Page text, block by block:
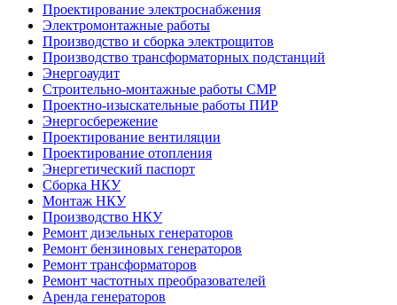
Проектирование электроснабжения
Электромонтажные работы
Производство и сборка электрощитов
Производство трансформаторных подстанций
Энергоаудит
Строительно-монтажные работы СМР
Проектно-изыскательные работы ПИР
Энергосбережение
Проектирование вентиляции
Проектирование отопления
Энергетический паспорт
Сборка НКУ
Монтаж НКУ
Производство НКУ
Ремонт дизельных генераторов
Ремонт бензиновых генераторов
Ремонт трансформаторов
Ремонт частотных преобразователей
Аренда генераторов